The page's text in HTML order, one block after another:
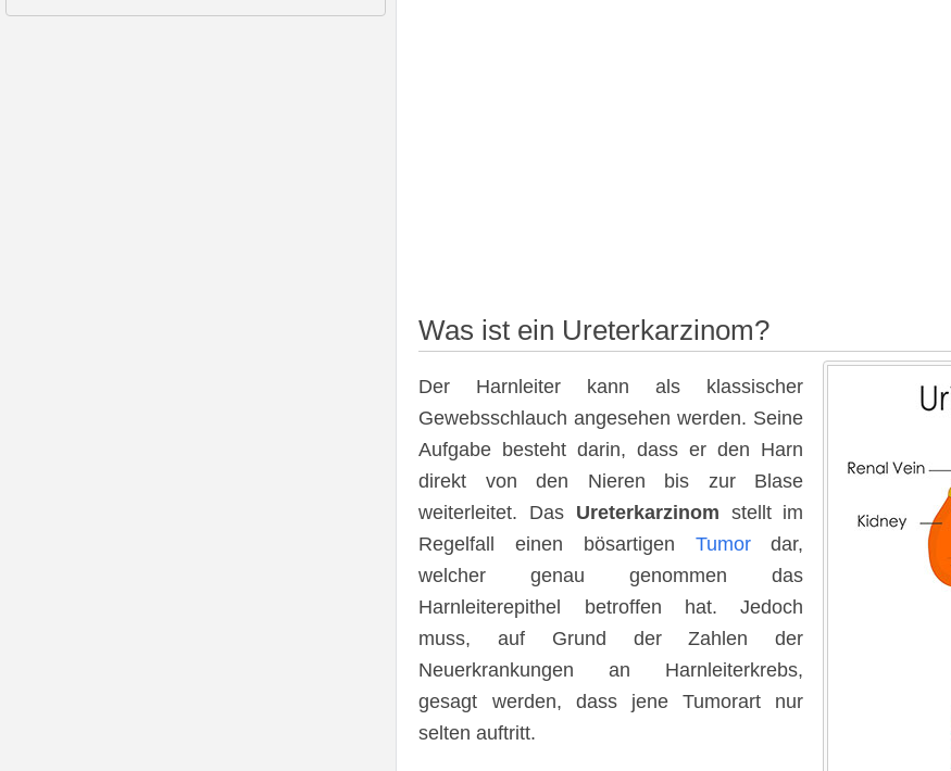
Was ist ein Ureterkarzinom?
Der Harnleiter kann als klassischer
Gewebsschlauch angesehen werden. Seine
Aufgabe besteht darin, dass er den Harn
direkt von den Nieren bis zur Blase
weiterleitet. Das Ureterkarzinom stellt im
Regelfall einen bösartigen Tumordar,
welcher genau genommen das
Harnleiterepithel betroffen hat. Jedoch
muss, auf Grund der Zahlen der
Neuerkrankungen an Harnleiterkrebs,
gesagt werden, dass jene Tumorart nur
selten auftritt.